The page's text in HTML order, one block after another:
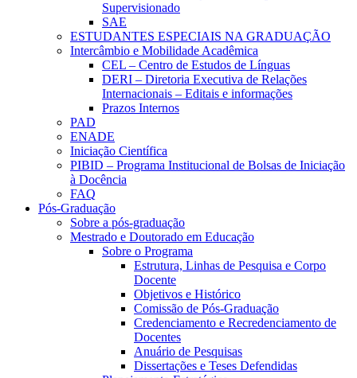
Supervisionado
SAE
ESTUDANTES ESPECIAIS NA GRADUAÇÃO
Intercâmbio e Mobilidade Acadêmica
CEL – Centro de Estudos de Línguas
DERI – Diretoria Executiva de Relações
Internacionais – Editais e informações
Prazos Internos
PAD
ENADE
Iniciação Científica
PIBID – Programa Institucional de Bolsas de Iniciação
à Docência
FAQ
Pós-Graduação
Sobre a pós-graduação
Mestrado e Doutorado em Educação
Sobre o Programa
Estrutura, Linhas de Pesquisa e Corpo
Docente
Objetivos e Histórico
Comissão de Pós-Graduação
Credenciamento e Recredenciamento de
Docentes
Anuário de Pesquisas
Dissertações e Teses Defendidas